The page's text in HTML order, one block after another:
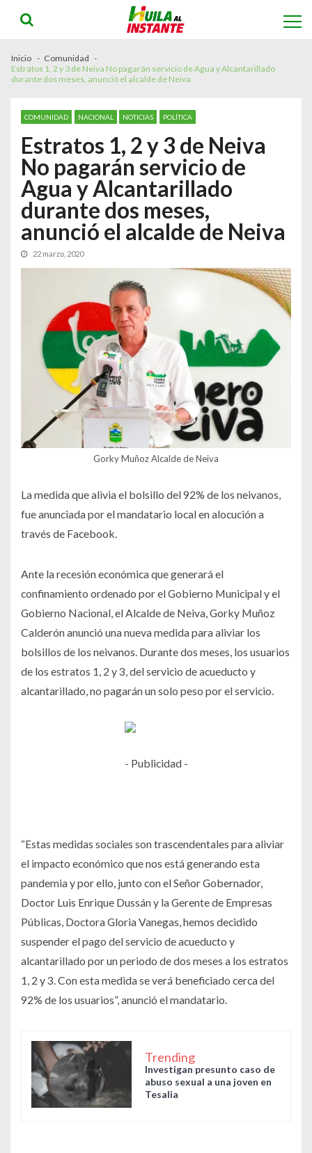
navigation
content
Inicio
Comunidad
Estratos 1, 2 y 3 de Neiva No pagarán servicio de Agua y Alcantarillado
durante dos meses, anunció el alcalde de Neiva
COMUNIDAD NACIONAL NOTICIAS POLÍTICA
Estratos 1, 2 y 3 de Neiva
No pagarán servicio de
Agua y Alcantarillado
durante dos meses,
anunció el alcalde de Neiva
22 marzo, 2020
Gorky Muñoz Alcalde de Neiva
La medida que alivia el bolsillo del 92% de los neivanos,
fue anunciada por el mandatario local en alocución a
través de Facebook.
Ante la recesión económica que generará el
confinamiento ordenado por el Gobierno Municipal y el
Gobierno Nacional, el Alcalde de Neiva, Gorky Muñoz
Calderón anunció una nueva medida para aliviar los
bolsillos de los neivanos. Durante dos meses, los usuarios
de los estratos 1, 2 y 3, del servicio de acueducto y
alcantarillado, no pagarán un solo peso por el servicio.
- Publicidad -
“Estas medidas sociales son trascendentales para aliviar
el impacto económico que nos está generando esta
pandemia y por ello, junto con el Señor Gobernador,
Doctor Luis Enrique Dussán y la Gerente de Empresas
Públicas, Doctora Gloria Vanegas, hemos decidido
suspender el pago del servicio de acueducto y
alcantarillado por un periodo de dos meses a los estratos
1, 2 y 3. Con esta medida se verá beneficiado cerca del
92% de los usuarios”, anunció el mandatario.
Trending
Investigan presunto caso de
abuso sexual a una joven en
Tesalia